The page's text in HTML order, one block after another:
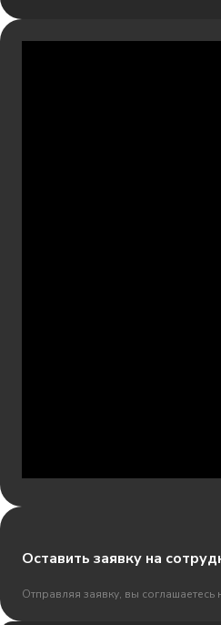
Оставить заявку на
Отправляя заявку, вы